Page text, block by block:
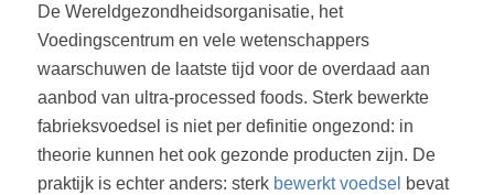
De Wereldgezondheidsorganisatie, het
Voedingscentrum en vele wetenschappers
waarschuwen de laatste tijd voor de overdaad aan
aanbod van ultra-processed foods. Sterk bewerkte
fabrieksvoedsel is niet per definitie ongezond: in
theorie kunnen het ook gezonde producten zijn. De
praktijk is echter anders: sterk bewerkt voedsel bevat